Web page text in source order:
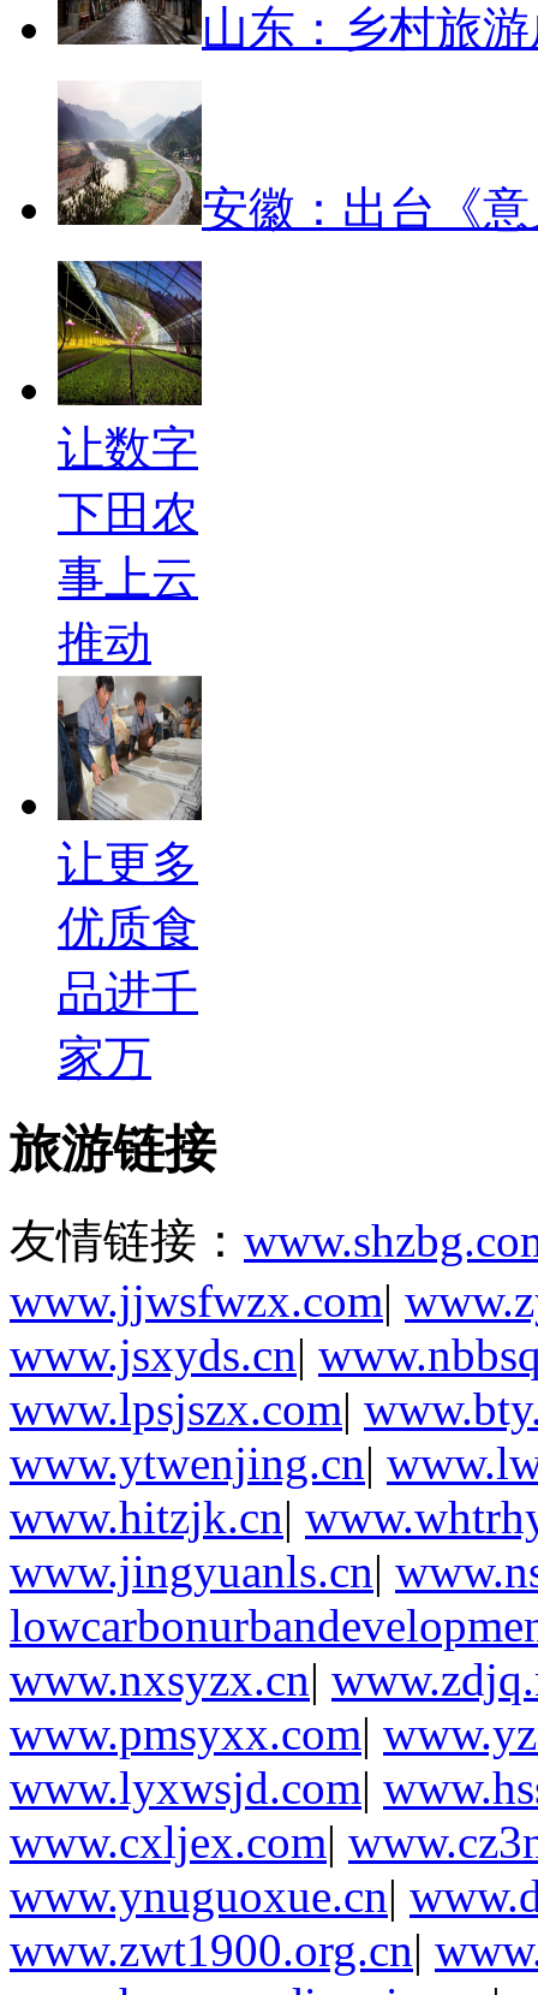
山东：乡村旅
安徽：出台《
让数字
下田农
事上云
推动
让更多
优质食
品进千
家万
旅游链接
友情链接：
www.jjwsfwzx.com|
www.jsxyds.cn|
www.lpsjszx.com|
www.ytwenjing.cn|
www.hitzjk.cn|
www.jingyuanls.cn|
www.nxsyzx.cn|
www.pmsyxx.com|
www.lyxwsjd.com|
www.cxljex.com|
www.ynuguoxue.cn|
www.zwt1900.org.cn|